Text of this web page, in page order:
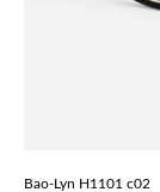
Bao-Lyn H1101 c02